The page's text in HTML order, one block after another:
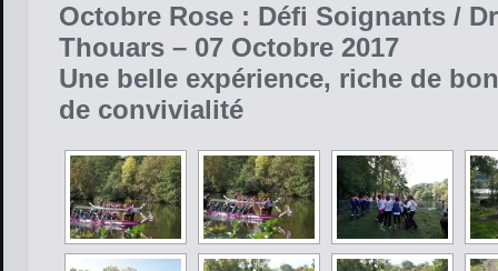
Octobre Rose : Défi Soignants /
Thouars – 07 Octobre 2017
Une belle expérience, riche de
de convivialité